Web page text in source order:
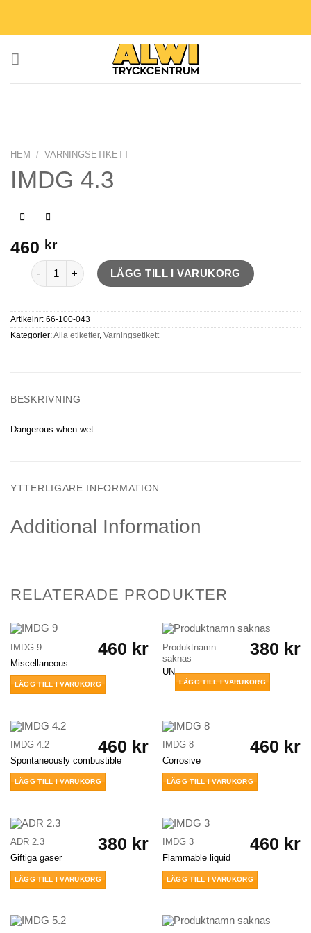
HEM / VARNINGSETIKETT
IMDG 4.3
460 kr
IMDG 4.3 mängd
LÄGG TILL I VARUKORG
Artikelnr: 66-100-043
Kategorier:Alla etiketter, Varningsetikett
BESKRIVNING
Dangerous when wet
YTTERLIGARE INFORMATION
Additional Information
RELATERADE PRODUKTER
IMDG 9 460 kr
Miscellaneous
LÄGG TILL I VARUKORG
Produktnamn
saknas
380 kr
UN
LÄGG TILL I VARUKORG
IMDG 4.2 460 kr
Spontaneously combustible
LÄGG TILL I VARUKORG
IMDG 8 460 kr
Corrosive
LÄGG TILL I VARUKORG
ADR 2.3 380 kr
Giftiga gaser
LÄGG TILL I VARUKORG
IMDG 3 460 kr
Flammable liquid
LÄGG TILL I VARUKORG